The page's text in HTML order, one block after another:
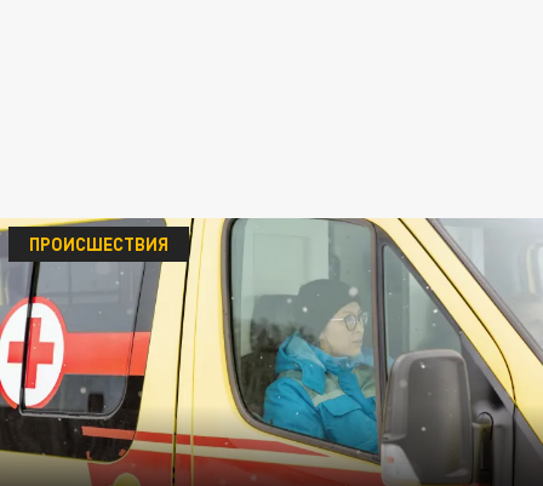
ПРОИСШЕСТВИЯ